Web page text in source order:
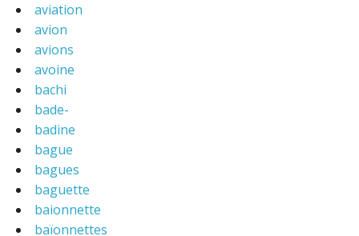
aviation
avion
avions
avoine
bachi
bade-
badine
bague
bagues
baguette
baionnette
baïonnettes